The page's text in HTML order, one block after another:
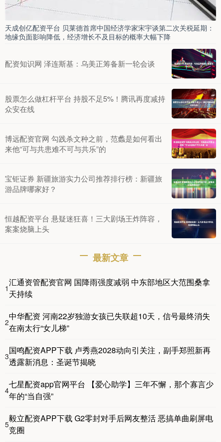
天成创亿配资平台 贝莱德首席中国经济学家宋宇谈第二次关税延期：
地缘负面影响降低，经济增长不及目标的概率大幅下降
配资知识网 泽连斯基：乌美正筹备新一轮会谈
股票怎么做杠杆平台 持股不足5%！腾讯再度减持
众安在线
博远配资官网 勾践杀文种之前，范蠡是如何看出
来他“可与共患难不可与共乐”的
宝钜证券 新疆旅游实力公司推荐排行榜：新疆旅
游品牌哪家好？
恒越配资平台 悬疑迷狂喜！三大剧场王炸阵容，
案案烧脑上头
最新文章
1
汇通资管配资官网 国降雨强度减弱 中东部地区大范围桑拿
天持续
2
中华配资 河南22岁独游女孩已失联超10天，信号最终消失
在南太行“女儿梯”
3
国鸣配资APP下载 卢秀燕2028动向引关注，副手郑照新再
透露新消息：圣诞节揭晓
4
七星配资app官网平台 【爱心助学】三年不懈，那个寡言少
年的“当自强”
5
毅立配资APP下载 G2零封对手后网友整活 恶搞单曲刷屏电
竞圈